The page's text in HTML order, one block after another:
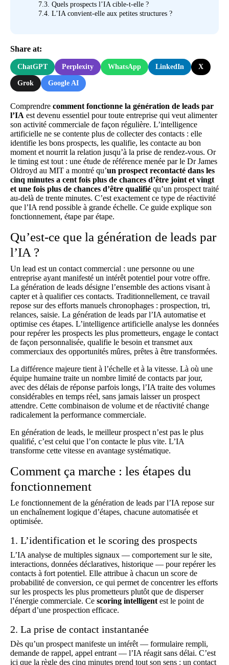
7.3. Quels prospects l’IA cible-t-elle ?
7.4. L’IA convient-elle aux petites structures ?
Share at:
ChatGPT Perplexity WhatsApp LinkedIn X
Grok Google AI
Comprendre comment fonctionne la génération de leads par
l’IA est devenu essentiel pour toute entreprise qui veut alimenter
son activité commerciale de façon régulière. L’intelligence
artificielle ne se contente plus de collecter des contacts : elle
identifie les bons prospects, les qualifie, les contacte au bon
moment et nourrit la relation jusqu’à la prise de rendez-vous. Or
le timing est tout : une étude de référence menée par le Dr James
Oldroyd au MIT a montré qu’un prospect recontacté dans les
cinq minutes a cent fois plus de chances d’être joint et vingt
et une fois plus de chances d’être qualifié qu’un prospect traité
au-delà de trente minutes. C’est exactement ce type de réactivité
que l’IA rend possible à grande échelle. Ce guide explique son
fonctionnement, étape par étape.
Qu’est-ce que la génération de leads par
l’IA ?
Un lead est un contact commercial : une personne ou une
entreprise ayant manifesté un intérêt potentiel pour votre offre.
La génération de leads désigne l’ensemble des actions visant à
capter et à qualifier ces contacts. Traditionnellement, ce travail
repose sur des efforts manuels chronophages : prospection, tri,
relances, saisie. La génération de leads par l’IA automatise et
optimise ces étapes. L’intelligence artificielle analyse les données
pour repérer les prospects les plus prometteurs, engage le contact
de façon personnalisée, qualifie le besoin et transmet aux
commerciaux des opportunités mûres, prêtes à être transformées.
La différence majeure tient à l’échelle et à la vitesse. Là où une
équipe humaine traite un nombre limité de contacts par jour,
avec des délais de réponse parfois longs, l’IA traite des volumes
considérables en temps réel, sans jamais laisser un prospect
attendre. Cette combinaison de volume et de réactivité change
radicalement la performance commerciale.
En génération de leads, le meilleur prospect n’est pas le plus
qualifié, c’est celui que l’on contacte le plus vite. L’IA
transforme cette vitesse en avantage systématique.
Comment ça marche : les étapes du
fonctionnement
Le fonctionnement de la génération de leads par l’IA repose sur
un enchaînement logique d’étapes, chacune automatisée et
optimisée.
1. L’identification et le scoring des prospects
L’IA analyse de multiples signaux — comportement sur le site,
interactions, données déclaratives, historique — pour repérer les
contacts à fort potentiel. Elle attribue à chacun un score de
probabilité de conversion, ce qui permet de concentrer les efforts
sur les prospects les plus prometteurs plutôt que de disperser
l’énergie commerciale. Ce scoring intelligent est le point de
départ d’une prospection efficace.
2. La prise de contact instantanée
Dès qu’un prospect manifeste un intérêt — formulaire rempli,
demande de rappel, appel entrant — l’IA réagit sans délai. C’est
ici que la règle des cinq minutes prend tout son sens : un contact